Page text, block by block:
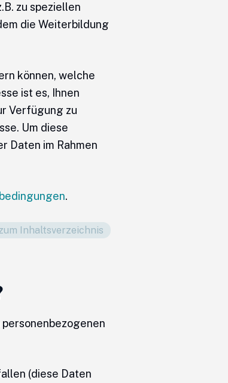
zu speziellen
die Weiterbildung
können, welche
ist es, Ihnen
Verfügung zu
Um diese
Daten im Rahmen
.
Inhaltsverzeichnis
(diese Daten